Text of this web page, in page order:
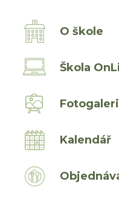
O škole
Škola
Kalendář